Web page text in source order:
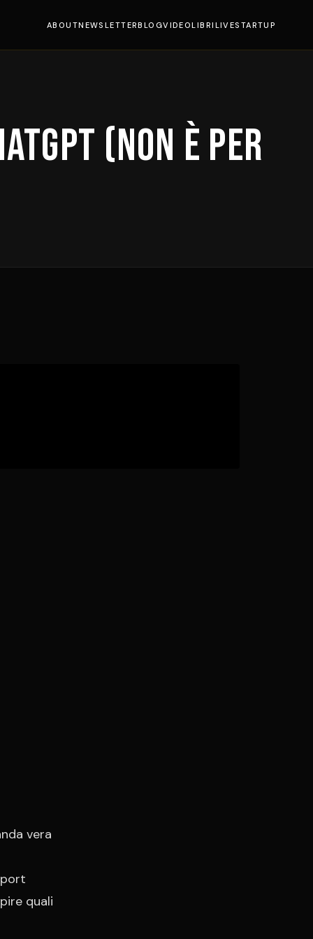
ABOUTNEWSLETTERBLOGVIDEOLIBRI LIVESTARTUP
(non è per
vera
quali